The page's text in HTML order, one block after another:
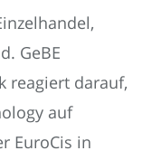
GeBE
reagiert darauf,
auf
EuroCis in